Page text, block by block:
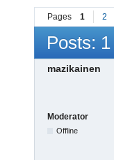
Pages 1 2
Posts:
mazikainen
Moderator
Offline